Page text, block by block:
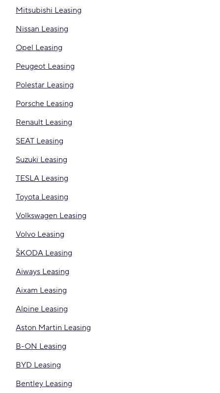
Mitsubishi Leasing
Nissan Leasing
Opel Leasing
Peugeot Leasing
Polestar Leasing
Porsche Leasing
Renault Leasing
SEAT Leasing
Suzuki Leasing
TESLA Leasing
Toyota Leasing
Volkswagen Leasing
Volvo Leasing
ŠKODA Leasing
Aiways Leasing
Aixam Leasing
Alpine Leasing
Aston Martin Leasing
B-ON Leasing
BYD Leasing
Bentley Leasing